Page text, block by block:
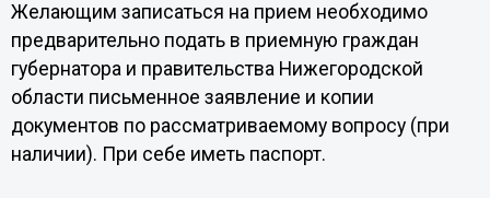
Желающим записаться на прием необходимо
предварительно подать в приемную граждан
губернатора и правительства Нижегородской
области письменное заявление и копии
документов по рассматриваемому вопросу (при
наличии). При себе иметь паспорт.